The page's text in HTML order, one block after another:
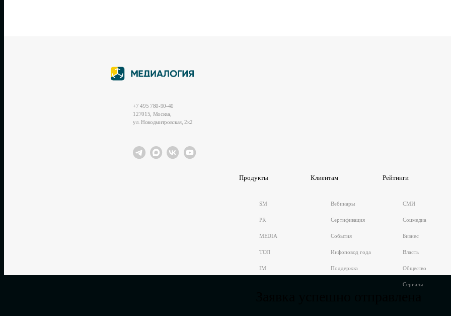
+7 495 780-90-40
127015, Москва,
ул. Новодмитровская, 2к2
Продукты
SM
PR
MEDIA
ТОП
IM
Клиентам
Вебинары
Сертификация
События
Инфоповод года
Поддержка
Рейтинги
СМИ
Соцмедиа
Бизнес
Власть
Общество
Сериалы